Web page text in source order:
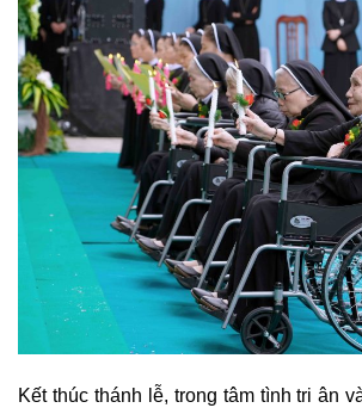
Kết thúc thánh lễ, trong tâm tình tri ân